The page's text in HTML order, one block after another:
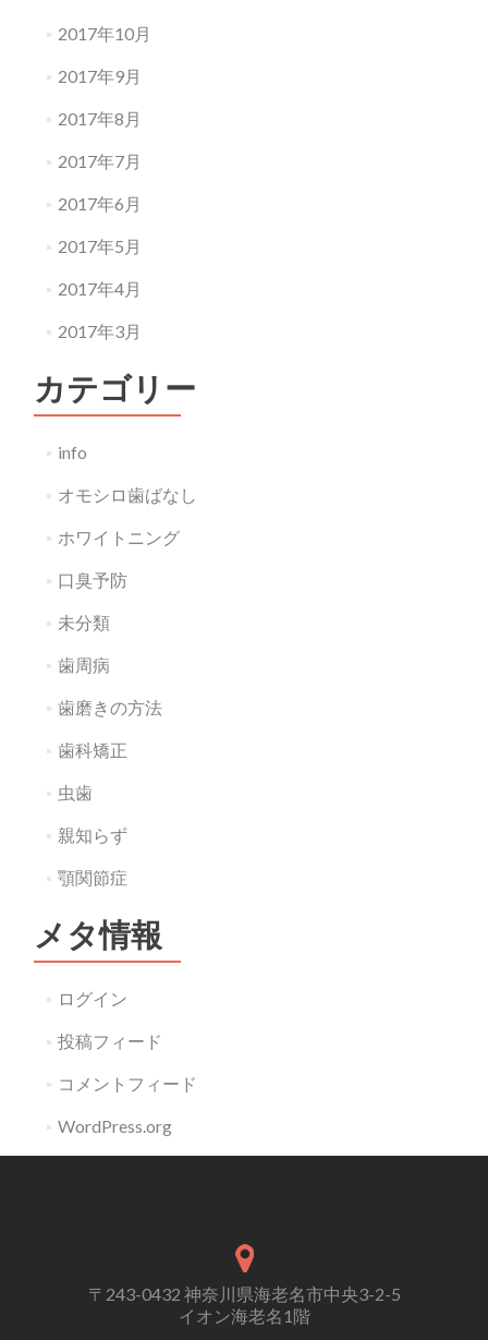
2017年10月
2017年9月
2017年8月
2017年7月
2017年6月
2017年5月
2017年4月
2017年3月
カテゴリー
info
オモシロ歯ばなし
ホワイトニング
口臭予防
未分類
歯周病
歯磨きの方法
歯科矯正
虫歯
親知らず
顎関節症
メタ情報
ログイン
投稿フィード
コメントフィード
WordPress.org
〒243-0432 神奈川県海老名市中央3-2-5
イオン海老名1階